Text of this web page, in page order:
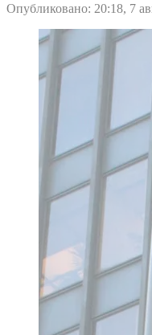
Опубликовано: 20:18, 7